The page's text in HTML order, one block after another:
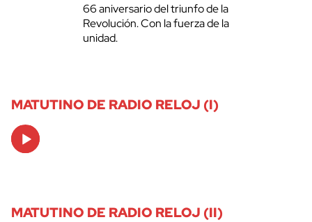
66 aniversario del triunfo de la
Revolución. Con la fuerza de la
unidad.
MATUTINO DE RADIO RELOJ (I)
Audio
Player
MATUTINO DE RADIO RELOJ (II)